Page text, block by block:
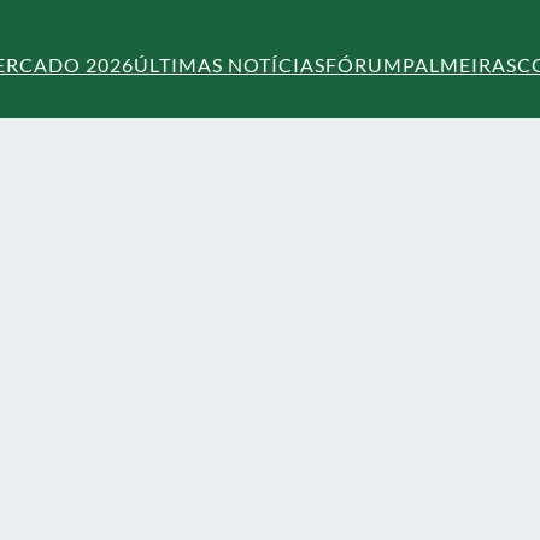
2026ÚLTIMAS NOTÍCIASFÓRUMPALMEIRAS